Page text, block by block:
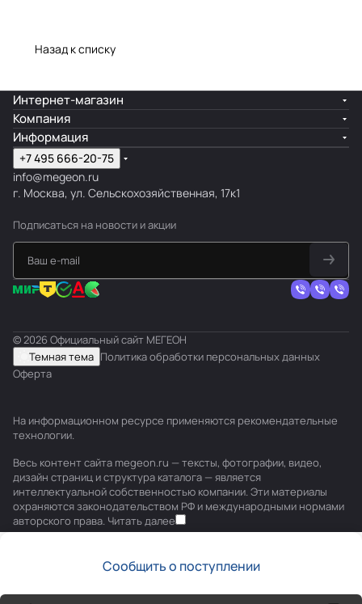
Назад к списку
Сообщить о поступлении
Интернет-магазин
Компания
Информация
+7 495 666-20-75
info@megeon.ru
г. Москва, ул. Сельскохозяйственная, 17к1
Подписаться на новости и акции
© 2026 Официальный сайт МЕГЕОН
Темная тема Политика обработки персональных данных
Оферта
На информационном ресурсе применяются рекомендательные
технологии.
Весь контент сайта megeon.ru — тексты, фотографии, видео,
дизайн страниц и структура каталога — является
интеллектуальной собственностью компании. Эти материалы
охраняются законодательством РФ и международными нормами
авторского права. Читать далее